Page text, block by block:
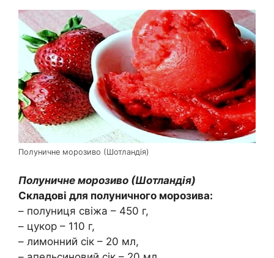
Полуничне морозиво (Шотландія)
Полуничне морозиво (Шотландія)
Складові для полуничного морозива:
– полуниця свіжа – 450 г,
– цукор – 110 г,
– лимонний сік – 20 мл,